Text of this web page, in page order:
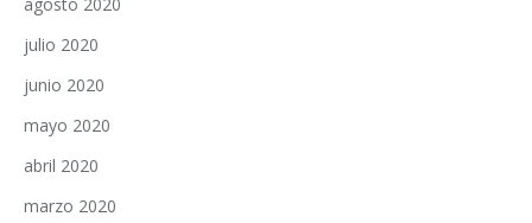
julio 2020
junio 2020
mayo 2020
abril 2020
marzo 2020